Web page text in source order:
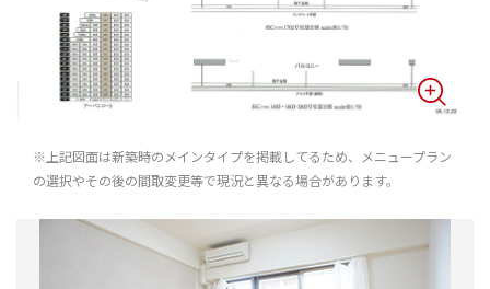
※上記図面は新築時のメインタイプを掲載してるため、メニュープラン
の選択やその後の間取変更等で現況と異なる場合があります。